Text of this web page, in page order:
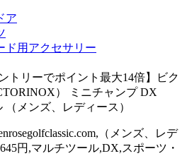
ア
ド用アクセサリー
トリーでポイント最大14倍】ビク
） ミニチャンプ DX
（メンズ、レディース）
（メンズ、レデ
円,マルチツール,DX,スポーツ・